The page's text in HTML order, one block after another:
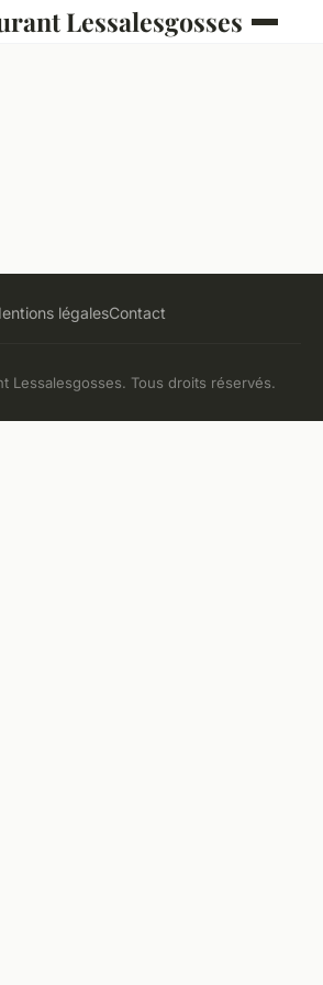
Lessalesgosses
légalesContact
Lessalesgosses. Tous droits réservés.